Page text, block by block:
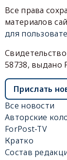
Все права
материалов
для
58738, выдано
Прислать
Все новости
Авторские
ForPost-TV
Кратко
Состав